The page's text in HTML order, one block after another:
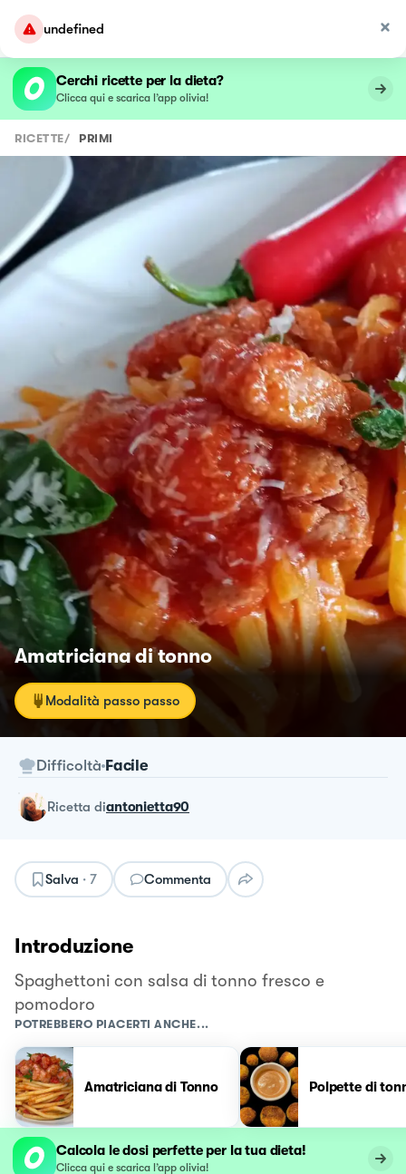
undefined
Cerchi ricette per la dieta?
Clicca qui e scarica l’app olivia!
RICETTE/ PRIMI
Amatriciana di tonno
Modalità passo passo
Difficoltà Facile
ricetta diantonietta90
Salva · 7 Commenta
Introduzione
Spaghettoni con salsa di tonno fresco e
pomodoro
POTREBBERO PIACERTI ANCHE...
Amatriciana di Tonno Polpette di
Calcola le dosi perfette per la tua dieta!
Clicca qui e scarica l’app olivia!